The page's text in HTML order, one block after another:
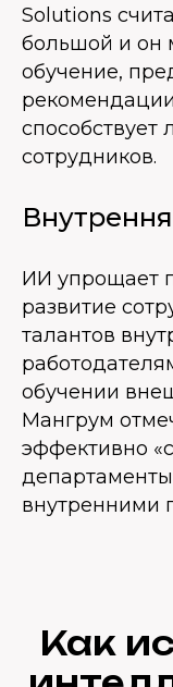
Solutions
большой и он
обучение,
сотрудников.
ИИ упрощает
развитие
талантов
обучении
Мангрум
эффективно
внутренними
Как